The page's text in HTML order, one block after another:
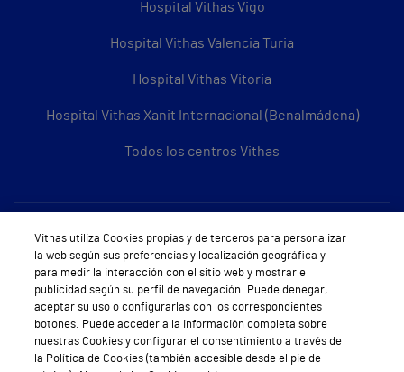
Hospital Vithas Vigo
Hospital Vithas Valencia Turia
Hospital Vithas Vitoria
Hospital Vithas Xanit Internacional (Benalmádena)
Todos los centros Vithas
Sobre Vithas
Quiénes somos
Trabajar en Vithas
Teléfono Cita Médica
Vithas utiliza Cookies propias y de terceros para personalizar
la web según sus preferencias y localización geográfica y
para medir la interacción con el sitio web y mostrarle
publicidad según su perfil de navegación. Puede denegar,
aceptar su uso o configurarlas con los correspondientes
botones. Puede acceder a la información completa sobre
nuestras Cookies y configurar el consentimiento a través de
la Política de Cookies (también accesible desde el pie de